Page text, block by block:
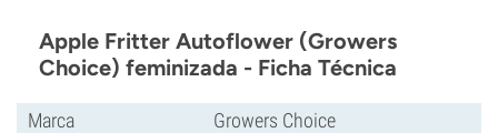
Apple Fritter Autoflower (Growers
Choice) feminizada - Ficha Técnica
Marca
Growers Choice